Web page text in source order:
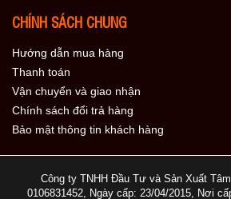
CHÍNH SÁCH CHUNG
Hướng dẫn mua hàng
Thanh toán
Vận chuyển và giao nhận
Chính sách đổi trả hàng
Bảo mật thông tin khách hàng
Công ty TNHH Đầu Tư và Sản Xuất
0106831452, Ngày cấp: 23/04/2015, Nơi